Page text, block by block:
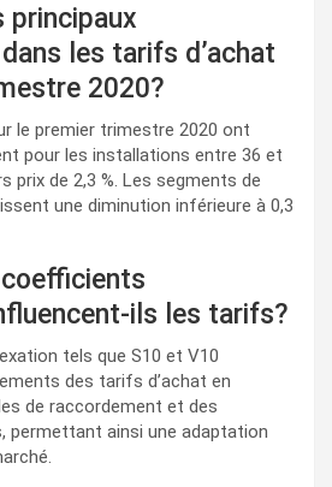
principaux
les tarifs d’achat
2020?
le premier trimestre 2020 ont
pour les installations entre 36 et
prix de 2,3 %. Les segments de
une diminution inférieure à 0,3
ils les tarifs?
tels que S10 et V10
des tarifs d’achat en
de raccordement et des
permettant ainsi une adaptation